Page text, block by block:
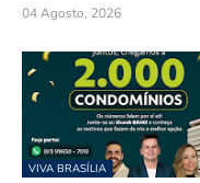
04 Agosto, 2026
VIVA BRASÍLIA